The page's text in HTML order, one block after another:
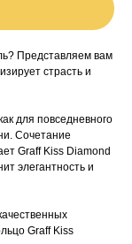
Представляем вам
страсть и
для повседневного
Сочетание
Graff Kiss Diamond
элегантность и
Graff Kiss